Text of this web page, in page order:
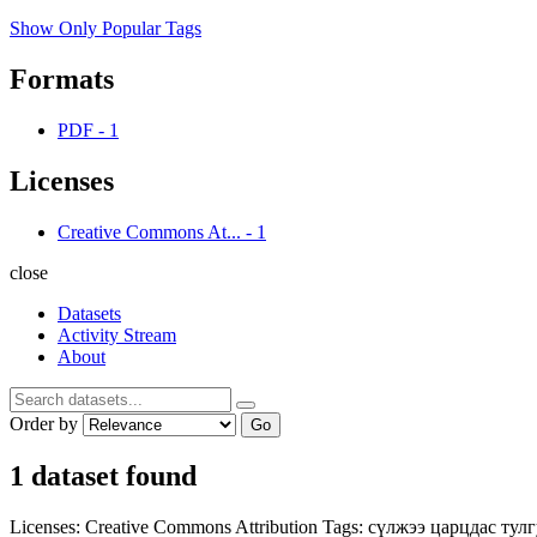
Show Only Popular Tags
Formats
PDF - 1
Licenses
Creative Commons At... - 1
close
Datasets
Activity Stream
About
Order by Go
1 dataset found
Licenses: Creative Commons Attribution Tags: сүлжээ царцдас